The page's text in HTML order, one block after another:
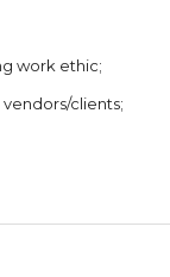
work ethic;
clients;